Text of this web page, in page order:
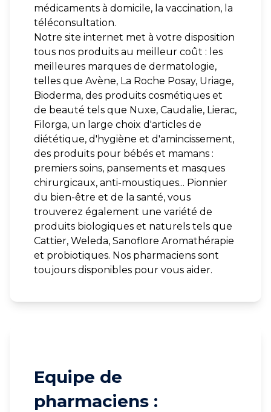
médicaments à domicile, la vaccination, la
téléconsultation.
Notre site internet met à votre disposition
tous nos produits au meilleur coût : les
meilleures marques de dermatologie,
telles que Avène, La Roche Posay, Uriage,
Bioderma, des produits cosmétiques et
de beauté tels que Nuxe, Caudalie, Lierac,
Filorga, un large choix d'articles de
diététique, d'hygiène et d'amincissement,
des produits pour bébés et mamans :
premiers soins, pansements et masques
chirurgicaux, anti-moustiques... Pionnier
du bien-être et de la santé, vous
trouverez également une variété de
produits biologiques et naturels tels que
Cattier, Weleda, Sanoflore Aromathérapie
et probiotiques. Nos pharmaciens sont
toujours disponibles pour vous aider.
Equipe de
pharmaciens :